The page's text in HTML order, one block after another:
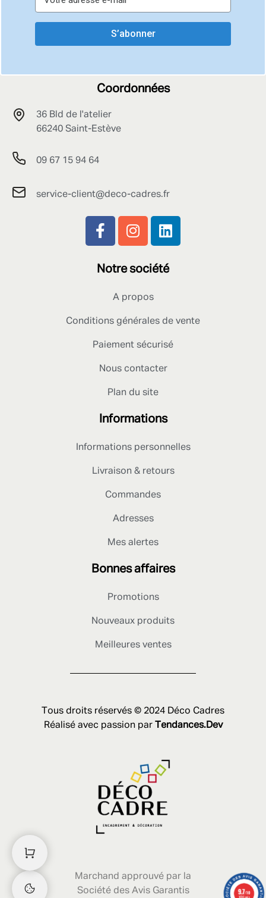
S’abonner
Coordonnées
36 Bld de l'atelier
66240 Saint-Estève
09 67 15 94 64
service-client@deco-cadres.fr
Notre société
A propos
Conditions générales de vente
Paiement sécurisé
Nous contacter
Plan du site
Informations
Informations personnelles
Livraison & retours
Commandes
Adresses
Mes alertes
Bonnes affaires
Promotions
Nouveaux produits
Meilleures ventes
Tous droits réservés © 2024 Déco Cadres
Réalisé avec passion par
Tendances.Dev
Marchand approuvé par la
Société des Avis Garantis
9.7/10